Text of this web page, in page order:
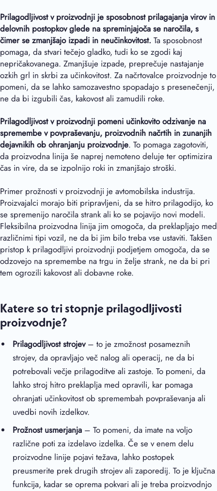
Prilagodljivost v proizvodnji je sposobnost prilagajanja virov in
delovnih postopkov glede na spreminjajoča se naročila, s
čimer se zmanjšajo izpadi in neučinkovitost. Ta sposobnost
pomaga, da stvari tečejo gladko, tudi ko se zgodi kaj
nepričakovanega. Zmanjšuje izpade, preprečuje nastajanje
ozkih grl in skrbi za učinkovitost. Za načrtovalce proizvodnje to
pomeni, da se lahko samozavestno spopadajo s presenečenji,
ne da bi izgubili čas, kakovost ali zamudili roke.
Prilagodljivost v proizvodnji pomeni učinkovito odzivanje na
spremembe v povpraševanju, proizvodnih načrtih in zunanjih
dejavnikih ob ohranjanju proizvodnje. To pomaga zagotoviti,
da proizvodna linija še naprej nemoteno deluje ter optimizira
čas in vire, da se izpolnijo roki in zmanjšajo stroški.
Primer prožnosti v proizvodnji je avtomobilska industrija.
Proizvajalci morajo biti pripravljeni, da se hitro prilagodijo, ko
se spremenijo naročila strank ali ko se pojavijo novi modeli.
Fleksibilna proizvodna linija jim omogoča, da preklapljajo med
različnimi tipi vozil, ne da bi jim bilo treba vse ustaviti. Takšen
pristop k prilagodljivi proizvodnji podjetjem omogoča, da se
odzovejo na spremembe na trgu in želje strank, ne da bi pri
tem ogrozili kakovost ali dobavne roke.
Katere so tri stopnje prilagodljivosti
proizvodnje?
Prilagodljivost strojev– to je zmožnost posameznih
strojev, da opravljajo več nalog ali operacij, ne da bi
potrebovali večje prilagoditve ali zastoje. To pomeni, da
lahko stroj hitro preklaplja med opravili, kar pomaga
ohranjati učinkovitost ob spremembah povpraševanja ali
uvedbi novih izdelkov.
Prožnost usmerjanja – To pomeni, da imate na voljo
različne poti za izdelavo izdelka. Če se v enem delu
proizvodne linije pojavi težava, lahko postopek
preusmerite prek drugih strojev ali zaporedij. To je ključna
funkcija, kadar se oprema pokvari ali je treba proizvodnjo